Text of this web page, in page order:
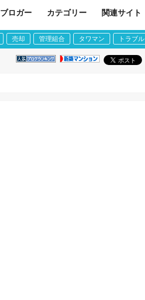
ブロガー カテゴリー 関連サイト
売却 管理組合 タワマン トラブル